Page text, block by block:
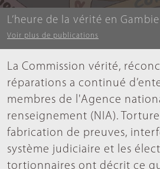
L’heure de la vérité en Gambie
Voir plus de publications
La Commission vérité,
réparations a continué
membres de l'Agence
renseignement (NIA).
fabrication de preuves,
système judiciaire et les
tortionnaires ont décrit ce